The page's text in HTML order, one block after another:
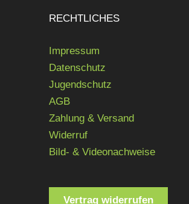
RECHTLICHES
Impressum
Datenschutz
Jugendschutz
AGB
Zahlung & Versand
Widerruf
Bild- & Videonachweise
Vertrag widerrufen